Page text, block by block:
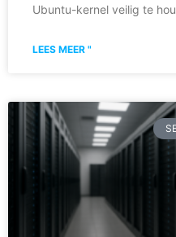
Ubuntu-kernel veilig te
LEES MEER "